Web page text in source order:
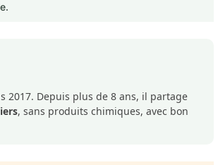
2017. Depuis plus de 8 ans, il partage
, sans produits chimiques, avec bon